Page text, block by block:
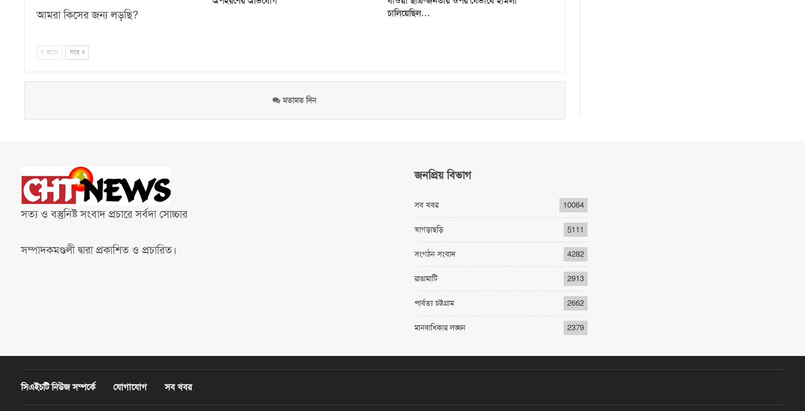
আমরা কিসের জন্য লড়ছি?
চালিয়েছিল…
আগে পরে
মতামত দিন
সত্য ও বস্তুনিষ্ট সংবাদ প্রচারে সর্বদা সোচ্চার
সম্পাদকমণ্ডলী দ্বারা প্রকাশিত ও প্রচারিত।
জনপ্রিয় বিভাগ
সব খবর 10064
খাগড়াছড়ি 5111
সংগঠন সংবাদ 4282
রাঙামাটি 2913
পার্বত্য চট্টগ্রাম 2662
মানবাধিকার লঙ্ঘন 2379
সিএইচটি নিউজ সম্পর্কে যোগাযোগ সব খবর